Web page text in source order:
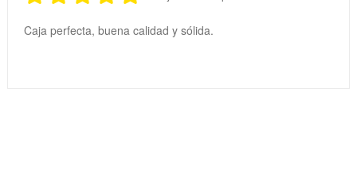
Caja perfecta, buena calidad y sólida.